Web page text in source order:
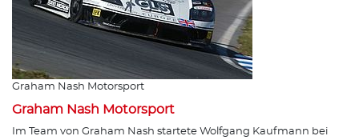
Graham Nash Motorsport
Graham Nash Motorsport
Im Team von Graham Nash startete Wolfgang Kaufmann bei